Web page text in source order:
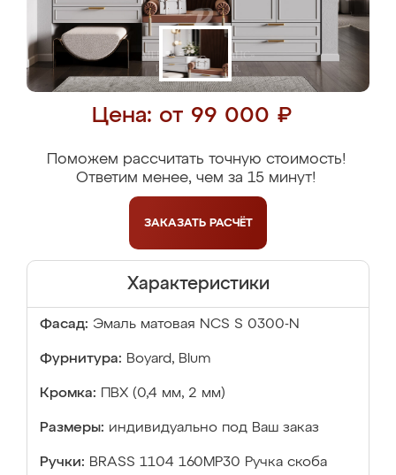
Цена: от 99 000 ₽
Поможем рассчитать точную стоимость!
Ответим менее, чем за 15 минут!
ЗАКАЗАТЬ РАСЧЁТ
Характеристики
Фасад: Эмаль матовая NCS S 0300-N
Фурнитура: Boyard, Blum
Кромка: ПВХ (0,4 мм, 2 мм)
Размеры: индивидуально под Ваш заказ
Ручки: BRASS 1104 160MP30 Ручка скоба